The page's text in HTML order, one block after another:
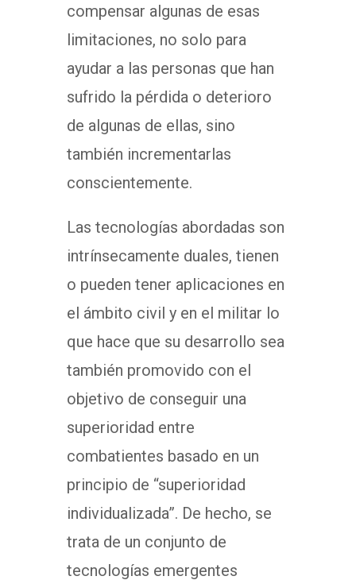
compensar algunas de esas
limitaciones, no solo para
ayudar a las personas que han
sufrido la pérdida o deterioro
de algunas de ellas, sino
también incrementarlas
conscientemente.
Las tecnologías abordadas son
intrínsecamente duales, tienen
o pueden tener aplicaciones en
el ámbito civil y en el militar lo
que hace que su desarrollo sea
también promovido con el
objetivo de conseguir una
superioridad entre
combatientes basado en un
principio de “superioridad
individualizada”. De hecho, se
trata de un conjunto de
tecnologías emergentes